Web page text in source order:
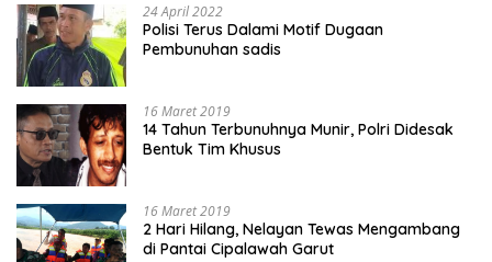
24 April 2022
Polisi Terus Dalami Motif Dugaan
Pembunuhan sadis
16 Maret 2019
14 Tahun Terbunuhnya Munir, Polri Didesak
Bentuk Tim Khusus
16 Maret 2019
2 Hari Hilang, Nelayan Tewas Mengambang
di Pantai Cipalawah Garut